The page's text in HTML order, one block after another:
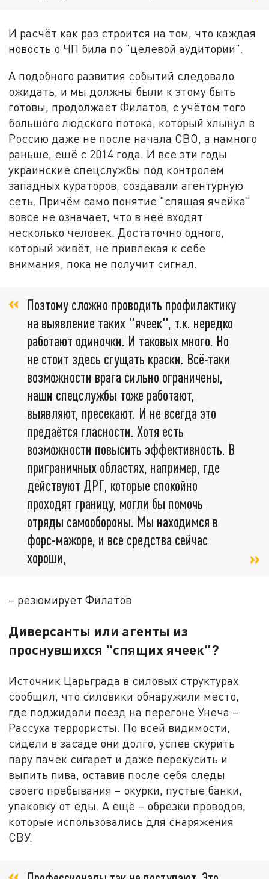
И расчёт как раз строится на том, что каждая
новость о ЧП била по "целевой аудитории".
А подобного развития событий следовало
ожидать, и мы должны были к этому быть
готовы, продолжает Филатов, с учётом того
большого людского потока, который хлынул в
Россию даже не после начала СВО, а намного
раньше, ещё с 2014 года. И все эти годы
украинские спецслужбы под контролем
западных кураторов, создавали агентурную
сеть. Причём само понятие "спящая ячейка"
вовсе не означает, что в неё входят
несколько человек. Достаточно одного,
который живёт, не привлекая к себе
внимания, пока не получит сигнал.
Поэтому сложно проводить профилактику
на выявление таких "ячеек", т.к. нередко
работают одиночки. И таковых много. Но
не стоит здесь сгущать краски. Всё-таки
возможности врага сильно ограничены,
наши спецслужбы тоже работают,
выявляют, пресекают. И не всегда это
предаётся гласности. Хотя есть
возможности повысить эффективность. В
приграничных областях, например, где
действуют ДРГ, которые спокойно
проходят границу, могли бы помочь
отряды самообороны. Мы находимся в
форс-мажоре, и все средства сейчас
хороши,
– резюмирует Филатов.
Диверсанты или агенты из
проснувшихся "спящих ячеек"?
Источник Царьграда в силовых структурах
сообщил, что силовики обнаружили место,
где поджидали поезд на перегоне Унеча –
Рассуха террористы. По всей видимости,
сидели в засаде они долго, успев скурить
пару пачек сигарет и даже перекусить и
выпить пива, оставив после себя следы
своего пребывания – окурки, пустые банки,
упаковку от еды. А ещё – обрезки проводов,
которые использовались для снаряжения
СВУ.